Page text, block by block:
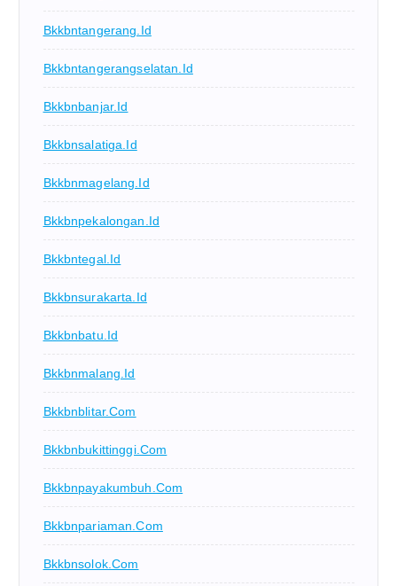
Bkkbntangerang.id
Bkkbntangerangselatan.id
Bkkbnbanjar.id
Bkkbnsalatiga.id
Bkkbnmagelang.id
Bkkbnpekalongan.id
Bkkbntegal.id
Bkkbnsurakarta.id
Bkkbnbatu.id
Bkkbnmalang.id
Bkkbnblitar.com
Bkkbnbukittinggi.com
Bkkbnpayakumbuh.com
Bkkbnpariaman.com
Bkkbnsolok.com